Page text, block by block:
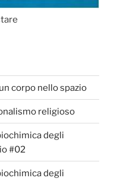
corpo nello spazio
religioso
degli
#02
degli